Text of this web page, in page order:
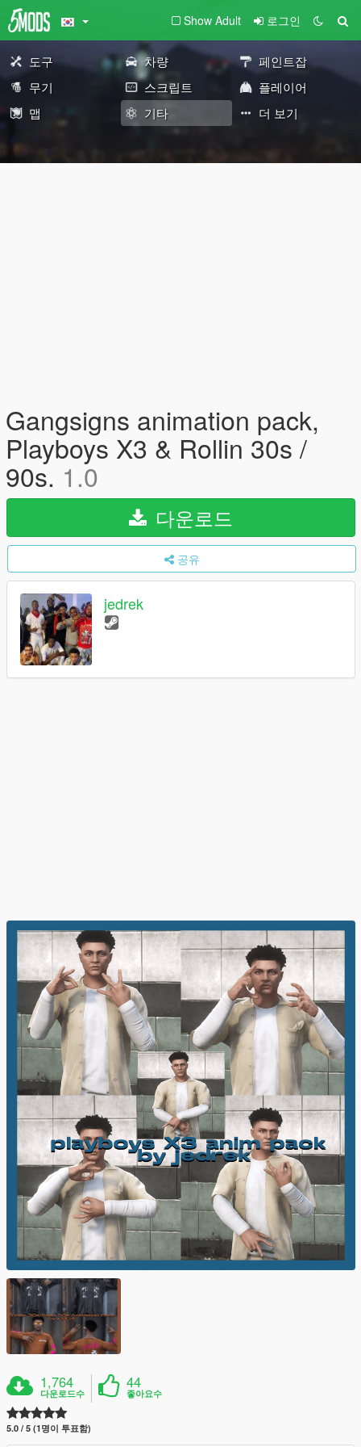
Show Adult 로그인
도구 차량
페인트잡
무기
스크립트
플레이어
맵
기타 더 보기
Gangsigns animation pack,
Playboys X3 & Rollin 30s /
90s. 1.0
다운로드
공유
jedrek
1,764
다운로드수
44
좋아요수
5.0 / 5 (1명이 투표함)